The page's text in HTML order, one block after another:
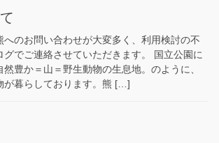
のお問い合わせが大変多く、利用検討の不
グでご連絡させていただきます。 国立公園に
豊か＝山＝野生動物の生息地。のように、
が暮らしております。熊 […]